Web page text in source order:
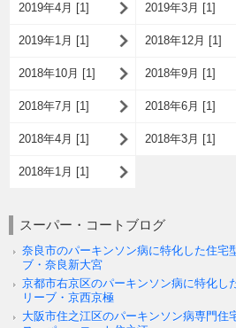
2019年4月 [1] 2019年3月 [1]
2019年1月 [1] 2018年12月 [1]
2018年10月 [1] 2018年9月 [1]
2018年7月 [1] 2018年6月 [1]
2018年4月 [1] 2018年3月 [1]
2018年1月 [1]
スーパー・コートブログ
奈良市のパーキンソン病に特化した住
ブ・奈良新大宮
京都市右京区のパーキンソン病に特化
リーブ・京西京極
大阪市住之江区のパーキンソン病専門